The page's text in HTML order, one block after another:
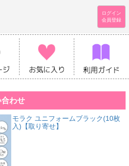
ログイン
会員登録
わせ
モラク ユニフォームブラック(10枚
入)【取り寄せ】